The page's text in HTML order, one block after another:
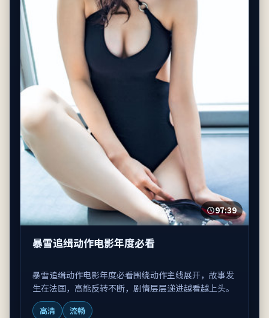
97:39
暴雪追缉动作电影年度必看
暴雪追缉动作电影年度必看围绕动作主线展开，故事发
生在法国，高能反转不断，剧情层层递进越看越上头。
高清
流畅